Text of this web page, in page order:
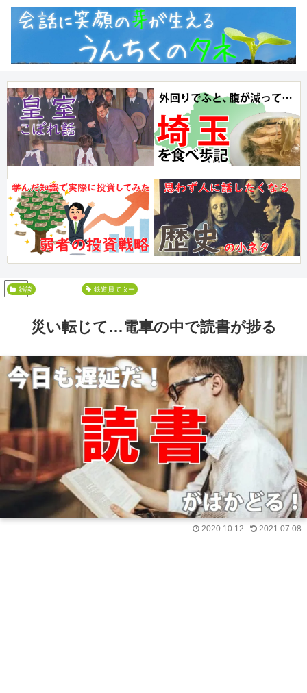
PR
災い転じて…電車の中で読書が捗る
2020.10.12 2021.07.08
雑談 ラブ・レター
浅田次郎
角筈にて
鉄道員